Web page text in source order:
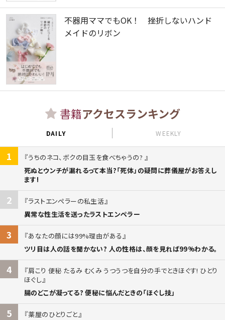
不器用ママでもOK！ 挫折しないハンド
メイドのリボン
書籍アクセスランキング
DAILY WEEKLY
1
うちのネコ、ボクの目玉を食べちゃうの?
死ぬとウンチが漏れるって本当?「死体」の疑問に葬儀屋がお答えし
ます!
2
ラストエンペラーの私生活
異常な性生活を送ったラストエンペラー
3
あなたの顔には99%理由がある
ツリ目は人の話を聞かない? 人の性格は、顔を見れば99%わかる。
4
肩こり 便秘 たるみ むくみ うつうつを自分の手でときほぐす! ひとり
ほぐし
腸のどこが凝ってる? 便秘に悩んだときの「ほぐし技」
5
薬屋のひとりごと